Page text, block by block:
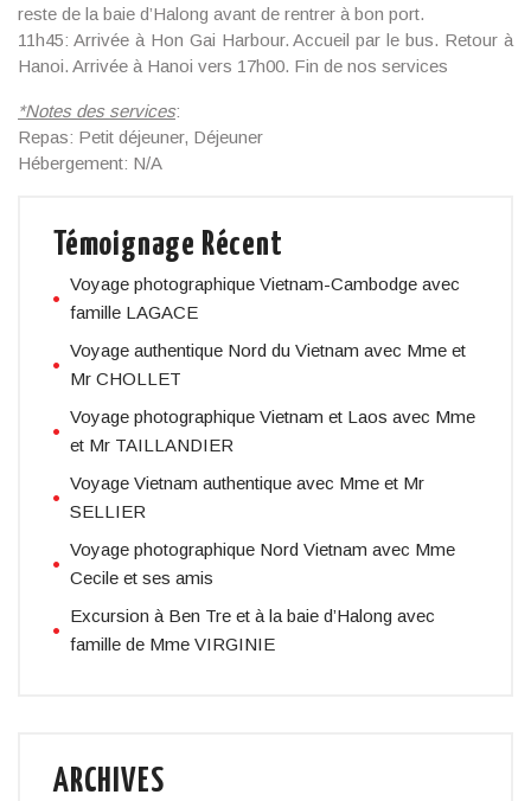
reste de la baie d’Halong avant de rentrer à bon port.
11h45: Arrivée à Hon Gai Harbour. Accueil par le bus. Retour à
Hanoi. Arrivée à Hanoi vers 17h00. Fin de nos services
*Notes des services:
Repas: Petit déjeuner, Déjeuner
Hébergement: N/A
Témoignage Récent
Voyage photographique Vietnam-Cambodge avec
famille LAGACE
Voyage authentique Nord du Vietnam avec Mme et
Mr CHOLLET
Voyage photographique Vietnam et Laos avec Mme
et Mr TAILLANDIER
Voyage Vietnam authentique avec Mme et Mr
SELLIER
Voyage photographique Nord Vietnam avec Mme
Cecile et ses amis
Excursion à Ben Tre et à la baie d’Halong avec
famille de Mme VIRGINIE
ARCHIVES